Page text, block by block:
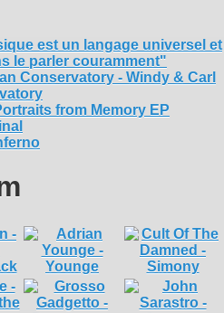
est un langage universel et
le parler couramment"
Conservatory - Windy & Carl
from Memory EP